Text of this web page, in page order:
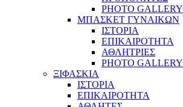
PHOTO GALLERY
ΜΠΑΣΚΕΤ ΓΥΝΑΙΚΩΝ
ΙΣΤΟΡΙΑ
ΕΠΙΚΑΙΡΟΤΗΤΑ
ΑΘΛΗΤΡΙΕΣ
PHOTO GALLERY
ΞΙΦΑΣΚΙΑ
ΙΣΤΟΡΙΑ
ΕΠΙΚΑΙΡΟΤΗΤΑ